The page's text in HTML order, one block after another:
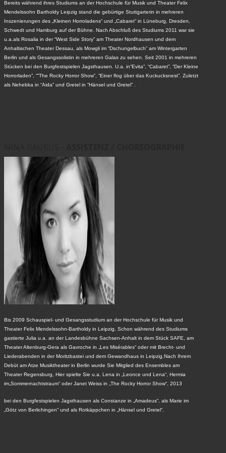
Bereits während ihres Studiums an der Hochschule für Musik und Theater Felix
Mendelssohn Bartholdy Leipzig stand die gebürtige Stuttgarterin in mehreren
Inszenierungen des „Kleinen Horroladens“ und „Cabaret“ in Lüneburg, Dresden,
Schwedt und Hamburg auf der Bühne. Nach Abschluß des Studiums 2011 war sie
u.a.als Rosalia in der “West Side Story” am Theater Nordhausen und dem
Anhaltischen Theater Dessau, als Mowgli im “Dschungelbuch” am Wintergarten
Berlin und als Gesangssolistin in mehreren Galas zu sehen. Seit 2001 in mehreren
Stücken bei den Burgfestspielen Jagsthausen. U.a. in“Evita”, “Cabaret”, “Der Kleine
Horrorladen”, “”The Rocky Horror Show”, “Einer flog über das Kuckucksnest”. Zuletzt
als Nehebka in “Aida” und Gretel in “Hänsel und Gretel” .
Bis 2009 Schauspiel- und Gesangsstudium an der Hochschule für Musik und
Theater Felix Mendelssohn-Bartholdy in Leipzig, Schon während des Studiums
gastierte Julia u.a. an der Landesbühne Sachsen-Anhalt in dem Stück SAFE, am
Theater Altenburg-Gera als Gavroche in „Les Misérables“ oder mit Brecht- und
Liederabenden in der Moritzbastei und dem Gewandhaus in Leipzig.Nach Ihrem
Debüt am Atze Musiktheater in Berlin wurde Sie Mitglied des Ensembles am
Theater Regensburg, Hier spielte Sie u.a. Lena in „Leonce und Lena“, Hermia
im„Sommernachtstraum“ oder Janet Weiss in „The Rocky Horror Show“, 2013
bei den Burgfestspielen Jagsthausen als Constanze in „Amadeus“, als Marie im
„Götz von Berlichingen“ und als Rotkäppchen in „Hänsel und Gretel“.